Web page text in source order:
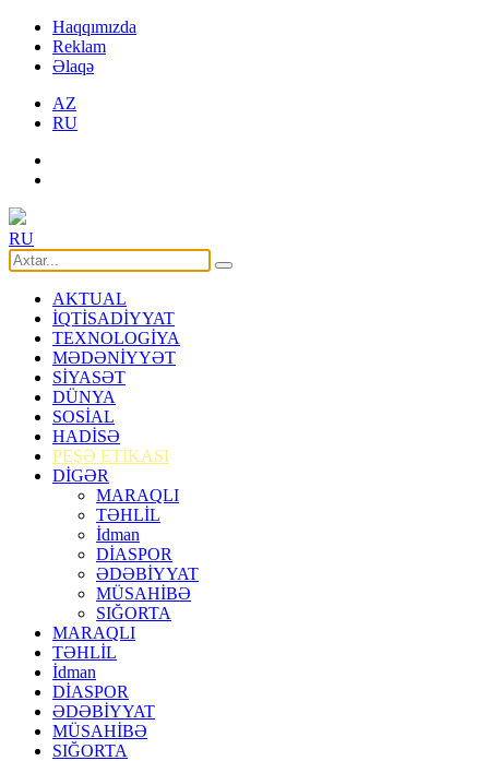
Haqqımızda
Reklam
Əlaqə
AZ
RU
RU
AKTUAL
İQTİSADİYYAT
TEXNOLOGİYA
MƏDƏNİYYƏT
SİYASƏT
DÜNYA
SOSİAL
HADİSƏ
PEŞƏ ETİKASI
DİGƏR
MARAQLI
TƏHLİL
İdman
DİASPOR
ƏDƏBİYYAT
MÜSAHİBƏ
SIĞORTA
MARAQLI
TƏHLİL
İdman
DİASPOR
ƏDƏBİYYAT
MÜSAHİBƏ
SIĞORTA